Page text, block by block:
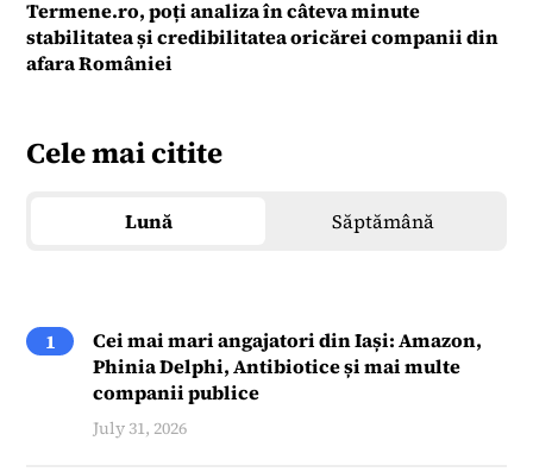
Termene.ro, poți analiza în câteva minute
stabilitatea și credibilitatea oricărei companii din
afara României
Cele mai citite
Lună Săptămână
1
Cei mai mari angajatori din Iași: Amazon,
Phinia Delphi, Antibiotice și mai multe
companii publice
July 31, 2026